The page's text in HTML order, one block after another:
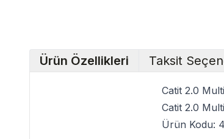
Ürün Özellikleri Taksit
Catit 2.0
Catit 2.0
Ürün Kodu: